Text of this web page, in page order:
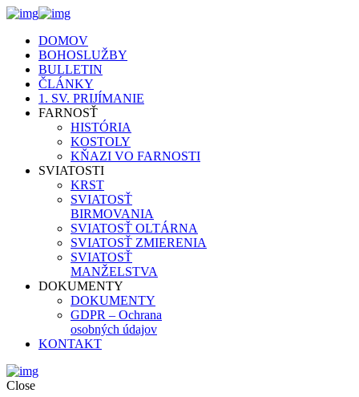
DOMOV
BOHOSLUŽBY
BULLETIN
ČLÁNKY
1. SV. PRIJÍMANIE
FARNOSŤ
HISTÓRIA
KOSTOLY
KŇAZI VO FARNOSTI
SVIATOSTI
KRST
SVIATOSŤ
BIRMOVANIA
SVIATOSŤ OLTÁRNA
SVIATOSŤ ZMIERENIA
SVIATOSŤ
MANŽELSTVA
DOKUMENTY
DOKUMENTY
GDPR – Ochrana
osobných údajov
KONTAKT
Close